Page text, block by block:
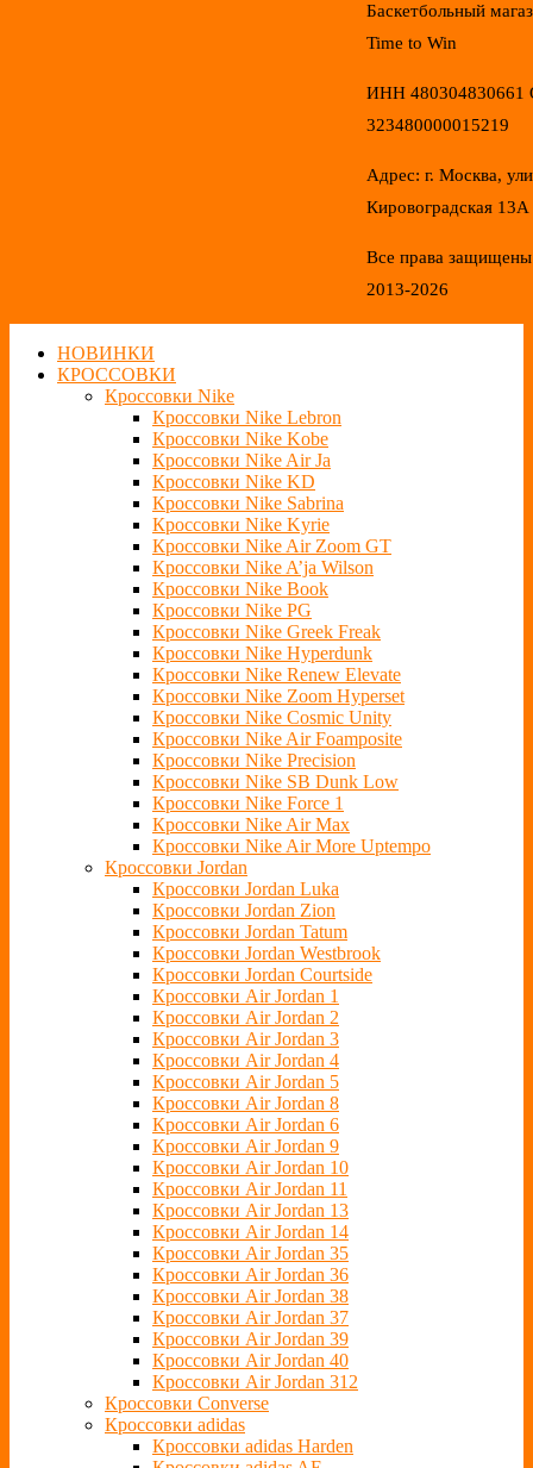
Баскетбольный
Time to Win
ИНН 480304830661
323480000015219
Адрес: г. Москва,
Кировоградская 13А
Все права
2013-2026
НОВИНКИ
КРОССОВКИ
Кроссовки Nike
Кроссовки Nike Lebron
Кроссовки Nike Kobe
Кроссовки Nike Air Ja
Кроссовки Nike KD
Кроссовки Nike Sabrina
Кроссовки Nike Kyrie
Кроссовки Nike Air Zoom GT
Кроссовки Nike A’ja Wilson
Кроссовки Nike Book
Кроссовки Nike PG
Кроссовки Nike Greek Freak
Кроссовки Nike Hyperdunk
Кроссовки Nike Renew Elevate
Кроссовки Nike Zoom Hyperset
Кроссовки Nike Cosmic Unity
Кроссовки Nike Air Foamposite
Кроссовки Nike Precision
Кроссовки Nike SB Dunk Low
Кроссовки Nike Force 1
Кроссовки Nike Air Max
Кроссовки Nike Air More Uptempo
Кроссовки Jordan
Кроссовки Jordan Luka
Кроссовки Jordan Zion
Кроссовки Jordan Tatum
Кроссовки Jordan Westbrook
Кроссовки Jordan Courtside
Кроссовки Air Jordan 1
Кроссовки Air Jordan 2
Кроссовки Air Jordan 3
Кроссовки Air Jordan 4
Кроссовки Air Jordan 5
Кроссовки Air Jordan 8
Кроссовки Air Jordan 6
Кроссовки Air Jordan 9
Кроссовки Air Jordan 10
Кроссовки Air Jordan 11
Кроссовки Air Jordan 13
Кроссовки Air Jordan 14
Кроссовки Air Jordan 35
Кроссовки Air Jordan 36
Кроссовки Air Jordan 38
Кроссовки Air Jordan 37
Кроссовки Air Jordan 39
Кроссовки Air Jordan 40
Кроссовки Air Jordan 312
Кроссовки Converse
Кроссовки adidas
Кроссовки adidas Harden